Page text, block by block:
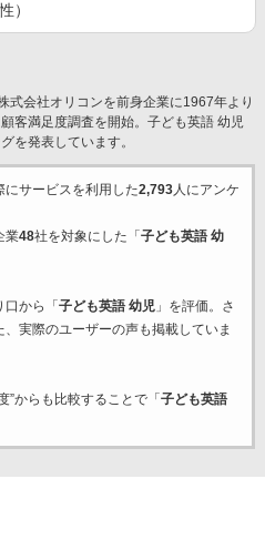
）
式会社オリコンを前身企業に1967年より
客満足度調査を開始。子ども英語 幼児
を発表しています。
サービスを利用した2,793人にアンケ
業48社を対象にした「 子ども英語 幼
から「 子ども英語 幼児」を評価。さ
実際のユーザーの声も掲載していま
”からも比較することで「 子ども英語